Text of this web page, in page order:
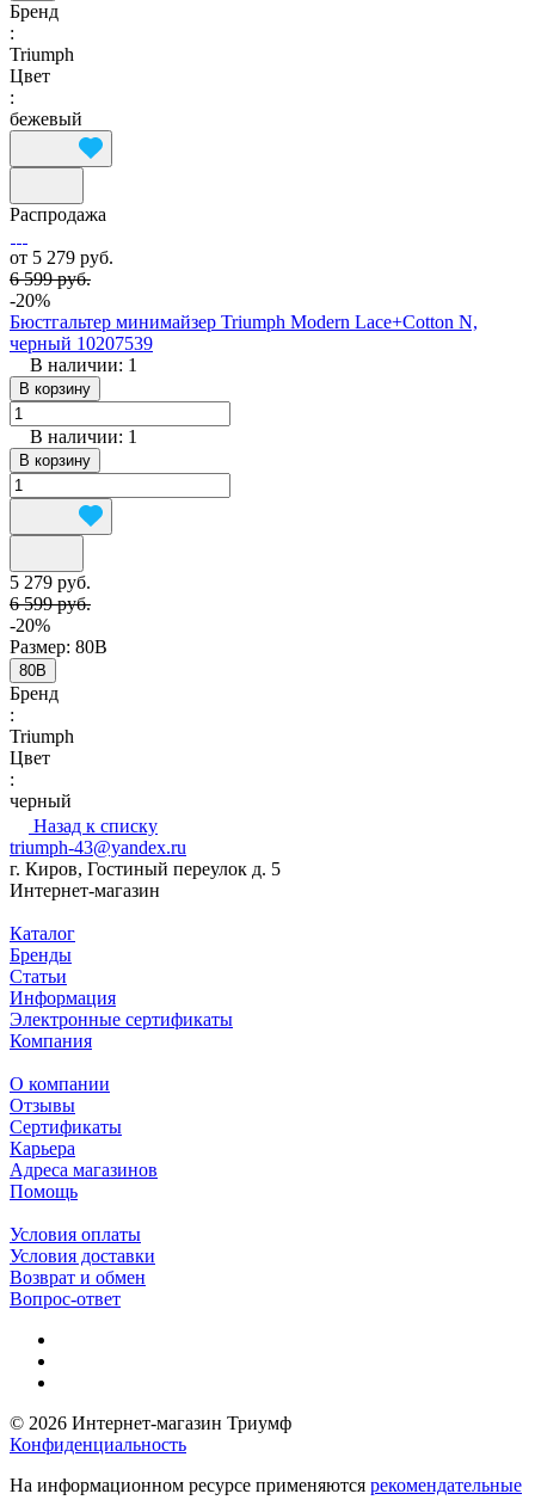
Бренд
:
Triumph
Цвет
:
бежевый
Распродажа
от 5 279 руб.
6 599 руб.
-20%
Бюстгальтер минимайзер Triumph Modern Lace+Cotton N,
черный 10207539
В наличии: 1
В корзину
В наличии: 1
В корзину
5 279 руб.
6 599 руб.
-20%
Размер: 80B
80B
Бренд
:
Triumph
Цвет
:
черный
Назад к списку
triumph-43@yandex.ru
г. Киров, Гостиный переулок д. 5
Интернет-магазин
Каталог
Бренды
Статьи
Информация
Электронные сертификаты
Компания
О компании
Отзывы
Сертификаты
Карьера
Адреса магазинов
Помощь
Условия оплаты
Условия доставки
Возврат и обмен
Вопрос-ответ
© 2026 Интернет-магазин Триумф
Конфиденциальность
На информационном ресурсе применяются рекомендательные